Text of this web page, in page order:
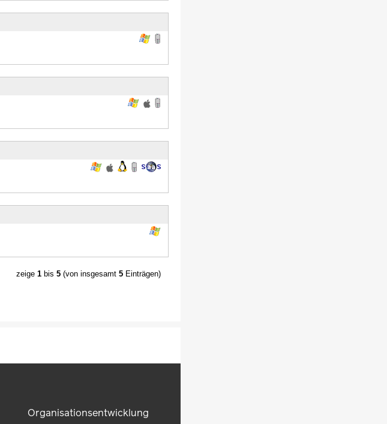
zeige 1bis 5(von insgesamt 5Einträgen)
Organisationsentwicklung